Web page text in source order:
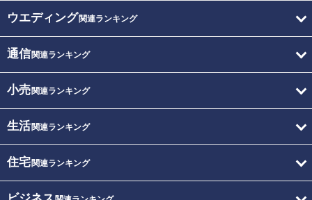
ウエディング関連ランキング
通信関連ランキング
小売関連ランキング
生活関連ランキング
住宅関連ランキング